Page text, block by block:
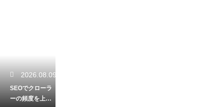
2026.08.09
SEOでクローラ
ーの頻度を上げ